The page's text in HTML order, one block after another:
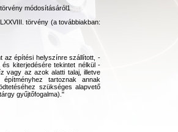
módosításáról1
törvény (a továbbiakban:
az építési helyszínre szállított, -
kiterjedésére tekintet nélkül -
vagy az azok alatti talaj, illetve
tartoznak annak
szükséges alapvető
gyűjtőfogalma)."